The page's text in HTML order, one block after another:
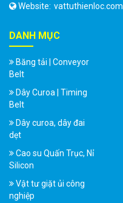
Website: vattuthienloc.com
DANH MỤC
Băng tải | Conveyor
Belt
Dây Curoa | Timing
Belt
Dây curoa, dây đai
dẹt
Cao su Quấn Trục, Nỉ
Silicon
Vật tư giặt ủi công
nghiệp